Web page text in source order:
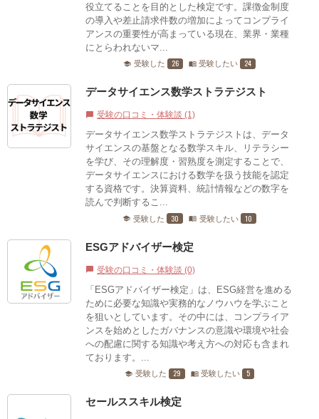
役立てることを目的とした検定です。課徴金制度
の導入や差止請求件数の増加によってコンプライ
アンスの重要性が高まっている現在、業界・業種
にとらわれないマ...
school 受験した 26 menu_book 受験したい 24
データサイエンス数学ストラテジスト
chat_bubble 受験の口コミ・体験談 (1)
データサイエンス数学ストラテジストは、データ
サイエンスの基盤となる数学スキル、リテラシー
を学び、その理解度・習熟度を測定することで、
データサイエンスにおける数学を扱う技能を認定
する資格です。決算資料、統計情報などの数字を
読んで判断するこ...
school 受験した 30 menu_book 受験したい 10
ESGアドバイザー検定
chat_bubble 受験の口コミ・体験談 (0)
「ESGアドバイザー検定」は、ESG経営を進める
ために必要な知識や実務的なノウハウを学ぶこと
を狙いとしています。その中には、コンプライア
ンスを始めとしたガバナンスの意識や環境や社会
への配慮に関する知識や考え方への対応も含まれ
ております。...
school 受験した 29 menu_book 受験したい 5
セールススキル検定